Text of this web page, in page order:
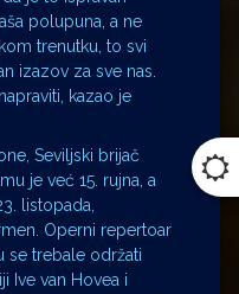
polupuna, a ne
trenutku, to svi
izazov za sve nas.
kazao je
Seviljski brijač
je već 15. rujna, a
listopada,
Operni repertoar
se trebale održati
Ive van Hovea i